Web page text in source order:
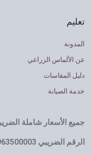
تعليم
المدونة
عن الألماس الزراعي
دليل المقاسات
خدمة الصيانة
جميع الأسعار شاملة
الرقم الضريبي 300259963500003